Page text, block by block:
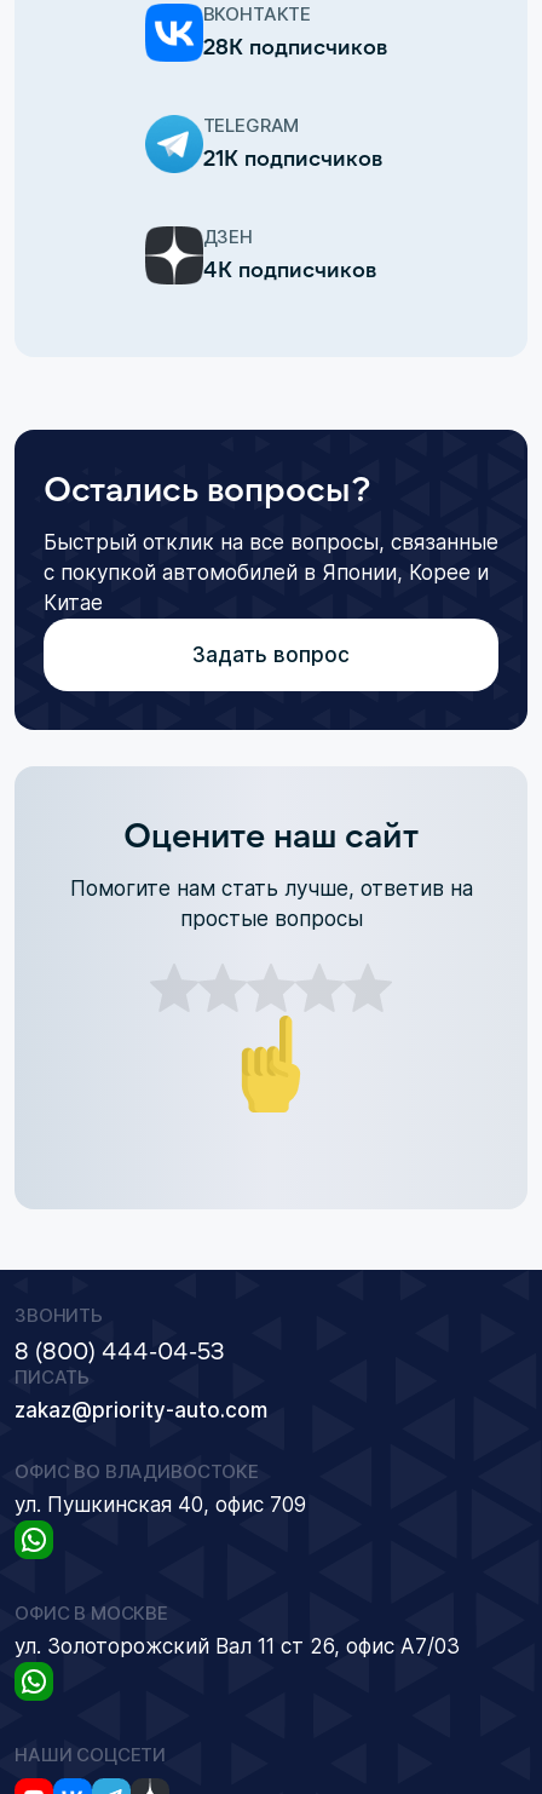
ВКОНТАКТЕ
28К подписчиков
TELEGRAM
21К подписчиков
ДЗЕН
4К подписчиков
Остались вопросы?
Быстрый отклик на все вопросы, связанные
с покупкой автомобилей в Японии, Корее и
Китае
Задать вопрос
Оцените наш сайт
Помогите нам стать лучше, ответив на
простые вопросы
ЗВОНИТЬ
8 (800) 444-04-53
ПИСАТЬ
zakaz@priority-auto.com
ОФИС ВО ВЛАДИВОСТОКЕ
ул. Пушкинская 40, офис 709
ОФИС В МОСКВЕ
ул. Золоторожский Вал 11 ст 26, офис А7/03
НАШИ СОЦСЕТИ